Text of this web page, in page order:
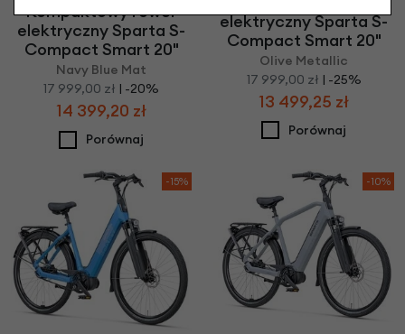
Kompaktowy rower
elektryczny Sparta S-
Compact Smart 20"
Navy Blue Mat
17 999,00 zł | -20%
14 399,20 zł
Porównaj
elektryczny Sparta S-
Compact Smart 20"
Olive Metallic
17 999,00 zł | -25%
13 499,25 zł
Porównaj
-15% -10%